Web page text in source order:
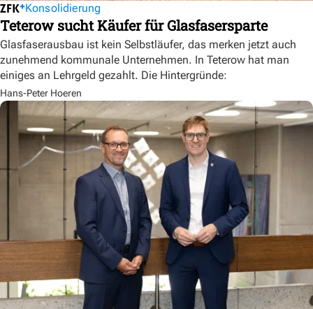
Konsolidierung
Teterow sucht Käufer für Glasfasersparte
Glasfaserausbau ist kein Selbstläufer, das merken jetzt auch
zunehmend kommunale Unternehmen. In Teterow hat man
einiges an Lehrgeld gezahlt. Die Hintergründe:
Hans-Peter Hoeren